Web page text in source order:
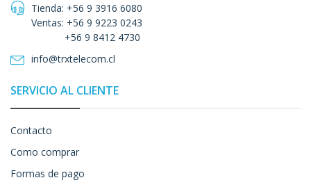
Tienda: +56 9 3916 6080
Ventas: +56 9 9223 0243
+56 9 8412 4730
info@trxtelecom.cl
SERVICIO AL CLIENTE
Contacto
Como comprar
Formas de pago